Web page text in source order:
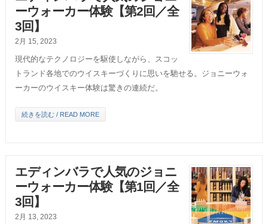
ーウォーカー体験【第2回／全
3回】
2月 15, 2023
現代的なテクノロジーを駆使しながら、スコッ
トランド各地でのウイスキーづくりに思いを馳せる。ジョニーウォ
ーカーのウイスキー体験は驚きの連続だ。
続きを読む / READ MORE
エディンバラで人気のジョニ
ーウォーカー体験【第1回／全
3回】
2月 13, 2023